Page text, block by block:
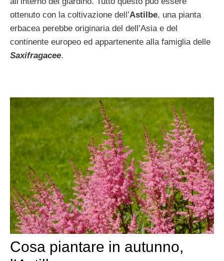
ottenuto con la coltivazione dell’Astilbe, una pianta
erbacea perebbe originaria del dell’Asia e del
continente europeo ed appartenente alla famiglia delle
Saxifragacee.
Cosa piantare in autunno,